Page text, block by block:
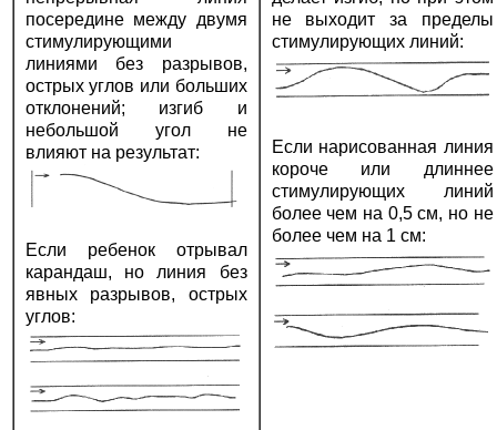
посередине между двумя
стимулирующими
линиями без разрывов,
острых углов или больших
отклонений; изгиб и
небольшой угол не
влияют на результат:
Если ребенок отрывал
карандаш, но линия без
явных разрывов, острых
углов:
не выходит за пределы
стимулирующих линий:
Если нарисованная линия
короче или длиннее
стимулирующих линий
более чем на 0,5 см, но не
более чем на 1 см: